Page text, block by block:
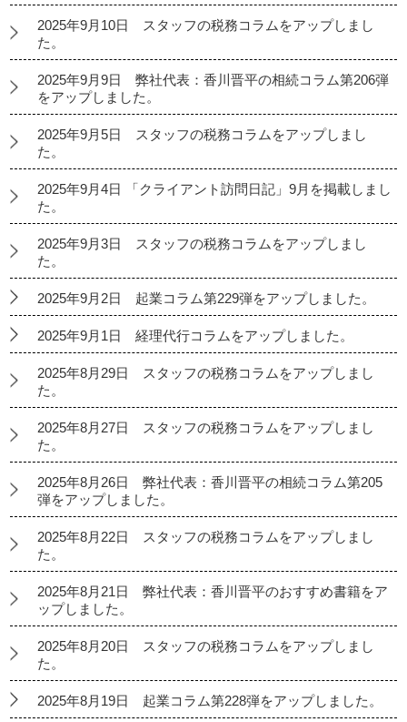
2025年9月10日 スタッフの税務コラムをアップしまし
た。
2025年9月9日 弊社代表：香川晋平の相続コラム第206弾
をアップしました。
2025年9月5日 スタッフの税務コラムをアップしまし
た。
2025年9月4日 「クライアント訪問日記」9月を掲載しまし
た。
2025年9月3日 スタッフの税務コラムをアップしまし
た。
2025年9月2日 起業コラム第229弾をアップしました。
2025年9月1日 経理代行コラムをアップしました。
2025年8月29日 スタッフの税務コラムをアップしまし
た。
2025年8月27日 スタッフの税務コラムをアップしまし
た。
2025年8月26日 弊社代表：香川晋平の相続コラム第205
弾をアップしました。
2025年8月22日 スタッフの税務コラムをアップしまし
た。
2025年8月21日 弊社代表：香川晋平のおすすめ書籍をア
ップしました。
2025年8月20日 スタッフの税務コラムをアップしまし
た。
2025年8月19日 起業コラム第228弾をアップしました。